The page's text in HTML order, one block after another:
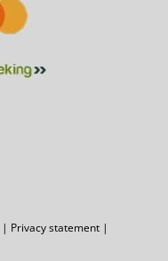
| Privacy statement |